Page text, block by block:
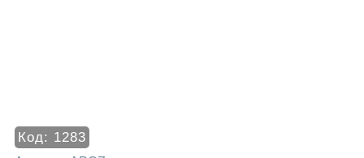
Код: 1283